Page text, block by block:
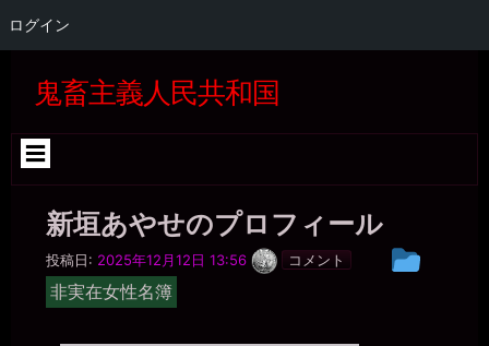
ログイン
ン
テ
ス
ッ
プ
鬼畜主義人民共和国
新垣あやせのプロフィール
投稿日: 2025年12月12日 13:56
一
枚
コメント
非実在女性名簿